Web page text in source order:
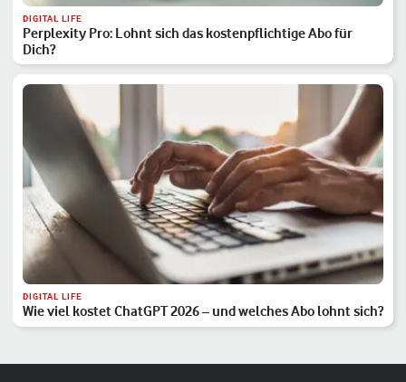
DIGITAL LIFE
Perplexity Pro: Lohnt sich das kostenpflichtige Abo für
Dich?
DIGITAL LIFE
Wie viel kostet ChatGPT 2026 – und welches Abo lohnt sich?